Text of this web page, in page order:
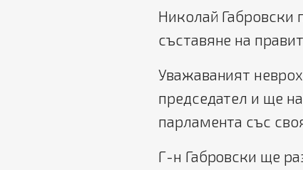
Николай Габровски
съставяне на
Уважаваният
председател и ще
парламента със
Г-н Габровски ще